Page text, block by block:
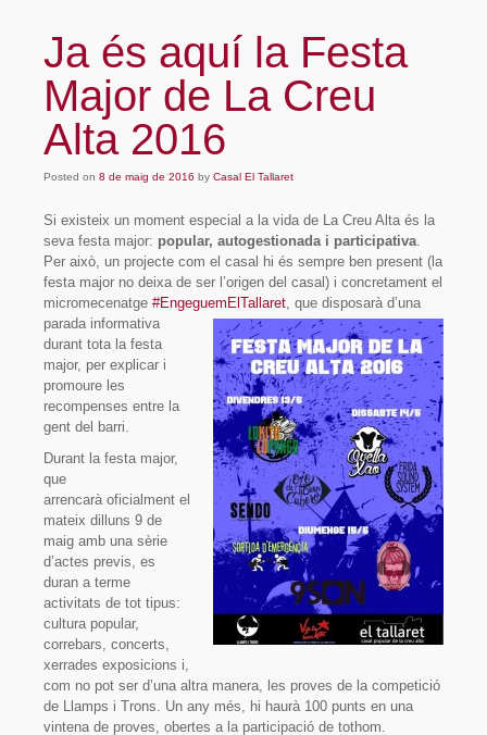
Ja és aquí la Festa
Major de La Creu
Alta 2016
Posted on 8 de maig de 2016 by Casal El Tallaret
Si existeix un moment especial a la vida de La Creu Alta és la
seva festa major: popular, autogestionada i participativa.
Per això, un projecte com el casal hi és sempre ben present (la
festa major no deixa de ser l’origen del casal) i concretament el
micromecenatge #EngeguemElTallaret, que disposarà d’una
parada informativa
durant tota la festa
major, per explicar i
promoure les
recompenses entre la
gent del barri.
Durant la festa major,
que
arrencarà oficialment el
mateix dilluns 9 de
maig amb una sèrie
d’actes previs, es
duran a terme
activitats de tot tipus:
cultura popular,
correbars, concerts,
xerrades exposicions i,
com no pot ser d’una altra manera, les proves de la competició
de Llamps i Trons. Un any més, hi haurà 100 punts en una
vintena de proves, obertes a la participació de tothom.